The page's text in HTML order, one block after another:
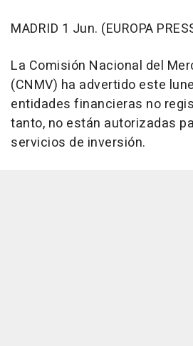
MADRID 1 Jun. (EUROPA
La Comisión Nacional del
(CNMV) ha advertido este
entidades financieras no
tanto, no están autorizadas
servicios de inversión.